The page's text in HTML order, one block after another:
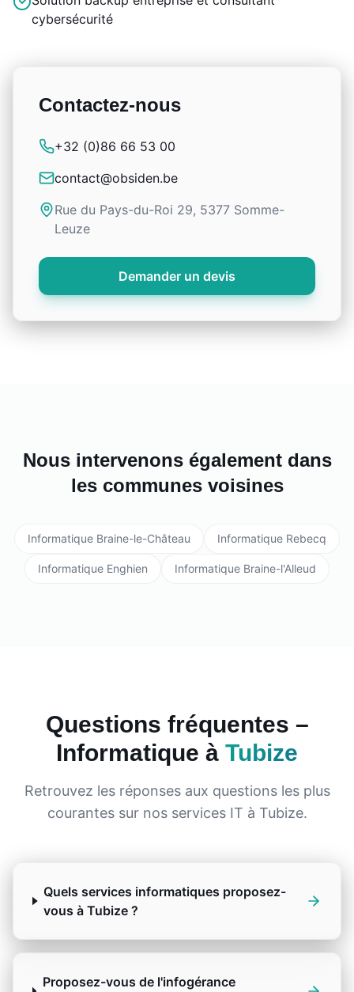
cybersécurité
Contactez-nous
+32 (0)86 66 53 00
contact@obsiden.be
Rue du Pays-du-Roi 29, 5377 Somme-
Leuze
Demander un devis
Nous intervenons également dans
les communes voisines
Informatique Braine-le-Château Informatique Rebecq
Informatique Enghien Informatique Braine-l'Alleud
Questions fréquentes –
Informatique à Tubize
Retrouvez les réponses aux questions les plus
courantes sur nos services IT à Tubize.
Quels services informatiques proposez-
vous à Tubize ?
Proposez-vous de l'infogérance